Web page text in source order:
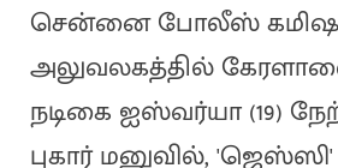
சென்னை போலீஸ்
அலுவலகத்தில்
நடிகை ஐஸ்வர்யா (19)
புகார் மனுவில்,